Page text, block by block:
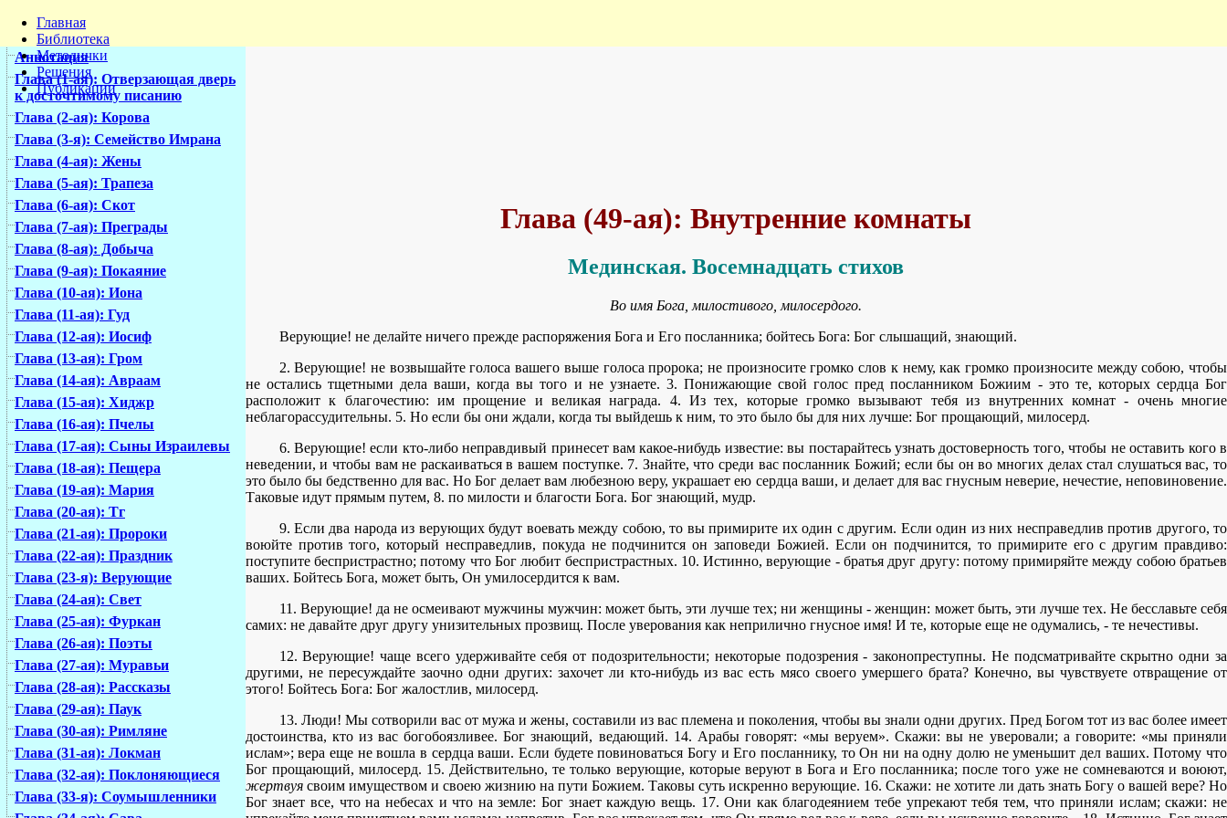
Главная
Библиотека
Методички
Решения
Публикации
Аннотация
Глава (1-ая): Отверзающая дверь
к досточтимому писанию
Глава (2-ая): Корова
Глава (3-я): Семейство Имрана
Глава (4-ая): Жены
Глава (5-ая): Трапеза
Глава (6-ая): Скот
Глава (7-ая): Преграды
Глава (8-ая): Добыча
Глава (9-ая): Покаяние
Глава (10-ая): Иона
Глава (11-ая): Гуд
Глава (12-ая): Иосиф
Глава (13-ая): Гром
Глава (14-ая): Авраам
Глава (15-ая): Хиджр
Глава (16-ая): Пчелы
Глава (17-ая): Сыны Израилевы
Глава (18-ая): Пещера
Глава (19-ая): Мария
Глава (20-ая): Тг
Глава (21-ая): Пророки
Глава (22-ая): Праздник
Глава (23-я): Верующие
Глава (24-ая): Свет
Глава (25-ая): Фуркан
Глава (26-ая): Поэты
Глава (27-ая): Муравьи
Глава (28-ая): Рассказы
Глава (29-ая): Паук
Глава (30-ая): Римляне
Глава (31-ая): Локман
Глава (32-ая): Поклоняющиеся
Глава (33-я): Соумышленники
Глава (49-ая): Внутренние комнаты
Мединская. Восемнадцать стихов
Во имя Бога, милостивого, милосердого.
Верующие! не делайте ничего прежде распоряжения Бога и Его посланника; бойтесь Бога: Бог слышащий, знающий.
2. Верующие! не возвышайте голоса вашего выше голоса пророка; не произносите громко слов к нему, как громко произносите между собою, чтобы
не остались тщетными дела ваши, когда вы того и не узнаете. 3. Понижающие свой голос пред посланником Божиим - это те, которых сердца Бог
расположит к благочестию: им прощение и великая награда. 4. Из тех, которые громко вызывают тебя из внутренних комнат - очень многие
неблагорассудительны. 5. Но если бы они ждали, когда ты выйдешь к ним, то это было бы для них лучше: Бог прощающий, милосерд.
6. Верующие! если кто-либо неправдивый принесет вам какое-нибудь известие: вы постарайтесь узнать достоверность того, чтобы не оставить кого в
неведении, и чтобы вам не раскаиваться в вашем поступке. 7. Знайте, что среди вас посланник Божий; если бы он во многих делах стал слушаться вас, то
это было бы бедственно для вас. Но Бог делает вам любезною веру, украшает ею сердца ваши, и делает для вас гнусным неверие, нечестие, неповиновение.
Таковые идут прямым путем, 8. по милости и благости Бога. Бог знающий, мудр.
9. Если два народа из верующих будут воевать между собою, то вы примирите их один с другим. Если один из них несправедлив против другого, то
воюйте против того, который несправедлив, покуда не подчинится он заповеди Божией. Если он подчинится, то примирите его с другим правдиво:
поступите беспристрастно; потому что Бог любит беспристрастных. 10. Истинно, верующие - братья друг другу: потому примиряйте между собою братьев
ваших. Бойтесь Бога, может быть, Он умилосердится к вам.
11. Верующие! да не осмеивают мужчины мужчин: может быть, эти лучше тех; ни женщины - женщин: может быть, эти лучше тех. Не бесславьте себя
самих: не давайте друг другу унизительных прозвищ. После уверования как неприлично гнусное имя! И те, которые еще не одумались, - те нечестивы.
12. Верующие! чаще всего удерживайте себя от подозрительности; некоторые подозрения - законопреступны. Не подсматривайте скрытно одни за
другими, не пересуждайте заочно одни других: захочет ли кто-нибудь из вас есть мясо своего умершего брата? Конечно, вы чувствуете отвращение от
этого! Бойтесь Бога: Бог жалостлив, милосерд.
13. Люди! Мы сотворили вас от мужа и жены, составили из вас племена и поколения, чтобы вы знали одни других. Пред Богом тот из вас более имеет
достоинства, кто из вас богобоязливее. Бог знающий, ведающий. 14. Арабы говорят: «мы веруем». Скажи: вы не уверовали; а говорите: «мы приняли
ислам»; вера еще не вошла в сердца ваши. Если будете повиноваться Богу и Его посланнику, то Он ни на одну долю не уменьшит дел ваших. Потому что
Бог прощающий, милосерд. 15. Действительно, те только верующие, которые веруют в Бога и Его посланника; после того уже не сомневаются и воюют,
жертвуясвоим имуществом и своею жизнию на пути Божием. Таковы суть искренно верующие. 16. Скажи: не хотите ли дать знать Богу о вашей вере? Но
Бог знает все, что на небесах и что на земле: Бог знает каждую вещь. 17. Они как благодеянием тебе упрекают тебя тем, что приняли ислам; скажи: не